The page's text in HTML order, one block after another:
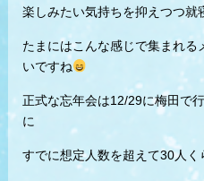
楽しみたい気持ちを抑えつつ就
たまにはこんな感じで集まれ
いですね
正式な忘年会は12/29に梅田で
に
すでに想定人数を超えて30人く